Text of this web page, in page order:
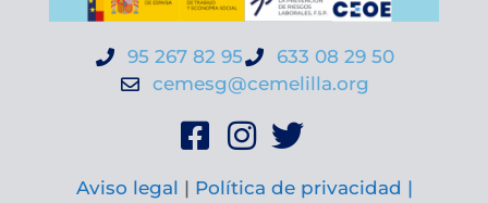
95 267 82 95
633 08 29 50
cemesg@cemelilla.org
Aviso legal | Política de privacidad |